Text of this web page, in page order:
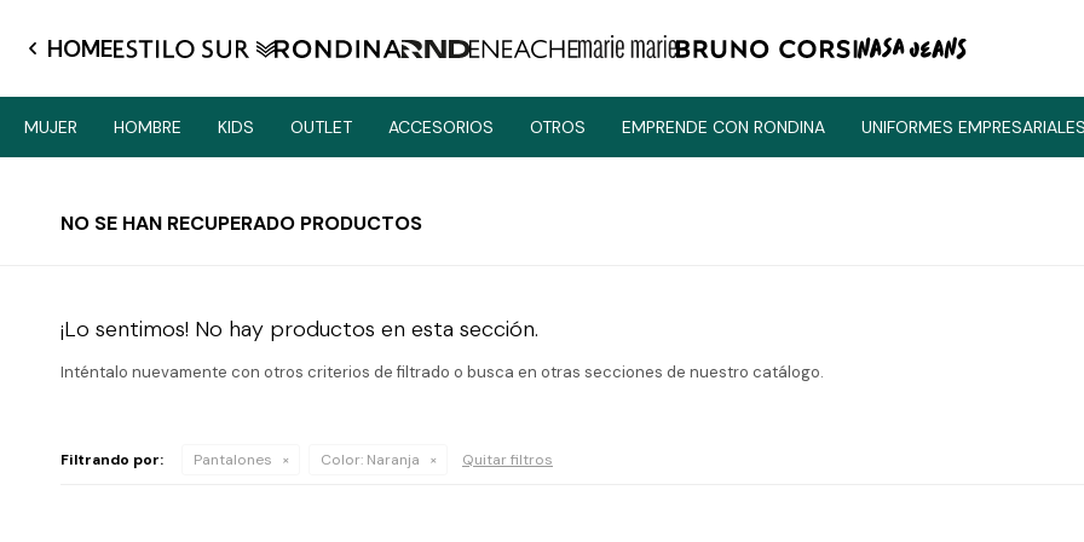
HOME
MUJER HOMBRE KIDS OUTLET ACCESORIOS OTROS EMPRENDE CON RONDINA UNIFORMES
NO SE HAN RECUPERADO PRODUCTOS
¡Lo sentimos! No hay productos en esta sección.
Inténtalo nuevamente con otros criterios de filtrado o busca en otras secciones de nuestro catálogo.
Filtrando por: Pantalones Color: Naranja Quitar filtros